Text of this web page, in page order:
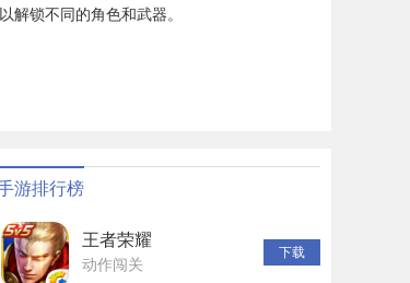
解锁不同的角色和武器。
游排行榜
王者荣耀
动作闯关
下载